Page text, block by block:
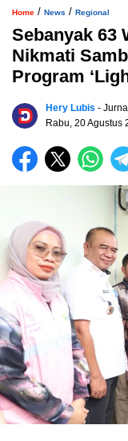
Home / News / Regional
Sebanyak 63
Nikmati
Program
Hery Lubis -
Rabu, 20 Agustus